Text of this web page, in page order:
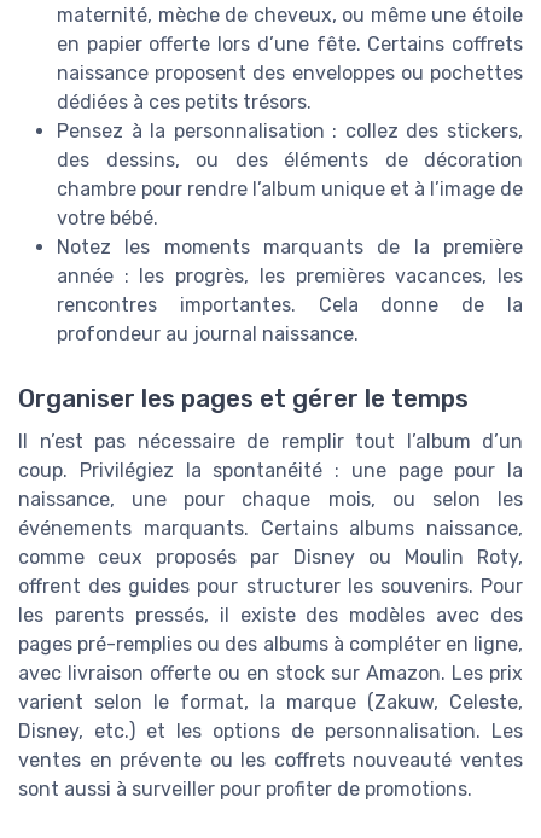
maternité, mèche de cheveux, ou même une étoile
en papier offerte lors d’une fête. Certains coffrets
naissance proposent des enveloppes ou pochettes
dédiées à ces petits trésors.
Pensez à la personnalisation : collez des stickers,
des dessins, ou des éléments de décoration
chambre pour rendre l’album unique et à l’image de
votre bébé.
Notez les moments marquants de la première
année : les progrès, les premières vacances, les
rencontres importantes. Cela donne de la
profondeur au journal naissance.
Organiser les pages et gérer le temps
Il n’est pas nécessaire de remplir tout l’album d’un
coup. Privilégiez la spontanéité : une page pour la
naissance, une pour chaque mois, ou selon les
événements marquants. Certains albums naissance,
comme ceux proposés par Disney ou Moulin Roty,
offrent des guides pour structurer les souvenirs. Pour
les parents pressés, il existe des modèles avec des
pages pré-remplies ou des albums à compléter en ligne,
avec livraison offerte ou en stock sur Amazon. Les prix
varient selon le format, la marque (Zakuw, Celeste,
Disney, etc.) et les options de personnalisation. Les
ventes en prévente ou les coffrets nouveauté ventes
sont aussi à surveiller pour profiter de promotions.